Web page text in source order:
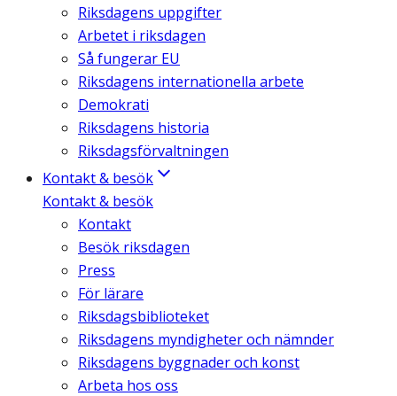
Riksdagens uppgifter
Arbetet i riksdagen
Så fungerar EU
Riksdagens internationella arbete
Demokrati
Riksdagens historia
Riksdagsförvaltningen
Kontakt & besök
Kontakt & besök
Kontakt
Besök riksdagen
Press
För lärare
Riksdagsbiblioteket
Riksdagens myndigheter och nämnder
Riksdagens byggnader och konst
Arbeta hos oss